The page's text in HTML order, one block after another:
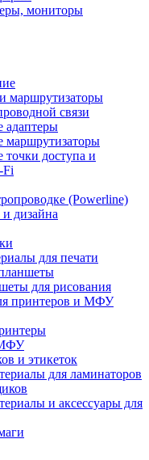
мониторы
маршрутизаторы
связи
адаптеры
маршрутизаторы
точки доступа и
Fi
(Powerline)
дизайна
для печати
для рисования
принтеров и МФУ
и этикеток
для ламинаторов
и аксессуары для